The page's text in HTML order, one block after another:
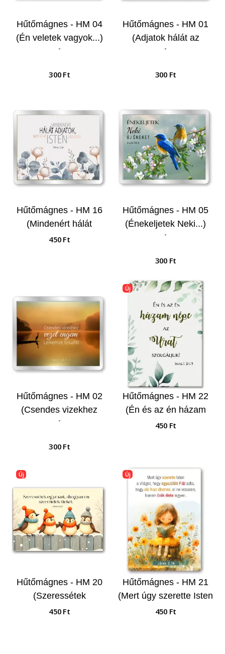
Hűtőmágnes - HM 04
(Én veletek vagyok...)
-
300 Ft
Hűtőmágnes - HM 01
(Adjatok hálát az
Úrnak...)
-
300 Ft
Hűtőmágnes - HM 16
(Mindenért hálát
adjatok...)
450 Ft
Hűtőmágnes - HM 05
(Énekeljetek Neki...)
-
300 Ft
Hűtőmágnes - HM 02
(Csendes vizekhez
vezet...)
-
300 Ft
Új
Hűtőmágnes - HM 22
(Én és az én házam
népe...)
450 Ft
Új
Hűtőmágnes - HM 20
(Szeressétek
egymást...)
450 Ft
Új
Hűtőmágnes - HM 21
(Mert úgy szerette Isten
a világot...)
450 Ft